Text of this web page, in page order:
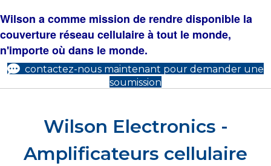
Wilson a comme mission de rendre disponible la
couverture réseau cellulaire à tout le monde,
n'importe où dans le monde.
contactez-nous maintenant pour demander une
soumission
Wilson Electronics -
Amplificateurs cellulaire